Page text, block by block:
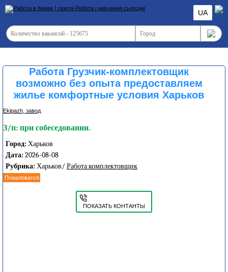
UA
Работа Грузчик-комплектовщик
возможно без опыта предоставляем
жилье комфортные условия Харьков
Ekipazh, завод
З/п: при собеседовании.
Город: Харьков
Дата: 2026-08-08
Рубрика: Харьков/ Работа комплектовщик
Пожаловатся
ПОКАЗАТЬ КОНТАНТЫ